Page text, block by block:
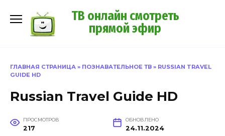
содержанию
ТВ онлайн смотреть
прямой эфир
ГЛАВНАЯ СТРАНИЦА » ПОЗНАВАТЕЛЬНОЕ ТВ » RUSSIAN TRAVEL
GUIDE HD
Russian Travel Guide HD
ПРОСМОТРОВ
217
ОБНОВЛЕНО
24.11.2024